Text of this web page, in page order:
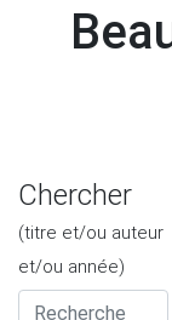
Chercher
(titre et/ou auteur
et/ou année)